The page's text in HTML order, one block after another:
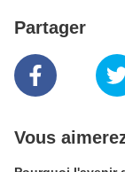
Partager
Vous